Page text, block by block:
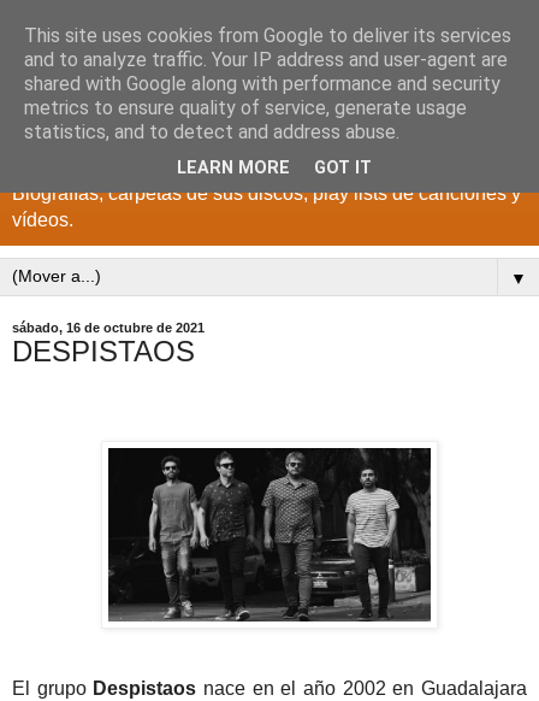
DISCOS PARA EL
RECUERDO
CANTANTES Y GRUPOS DE LOS AÑOS 1950 a 2022.
Biografías, carpetas de sus discos, play lists de canciones y
vídeos.
▼
sábado, 16 de octubre de 2021
DESPISTAOS
El grupo Despistaos nace en el año 2002 en Guadalajara
This site uses cookies from Google to deliver its services
and to analyze traffic. Your IP address and user-agent are
shared with Google along with performance and security
metrics to ensure quality of service, generate usage
statistics, and to detect and address abuse.
LEARN MORE GOT IT